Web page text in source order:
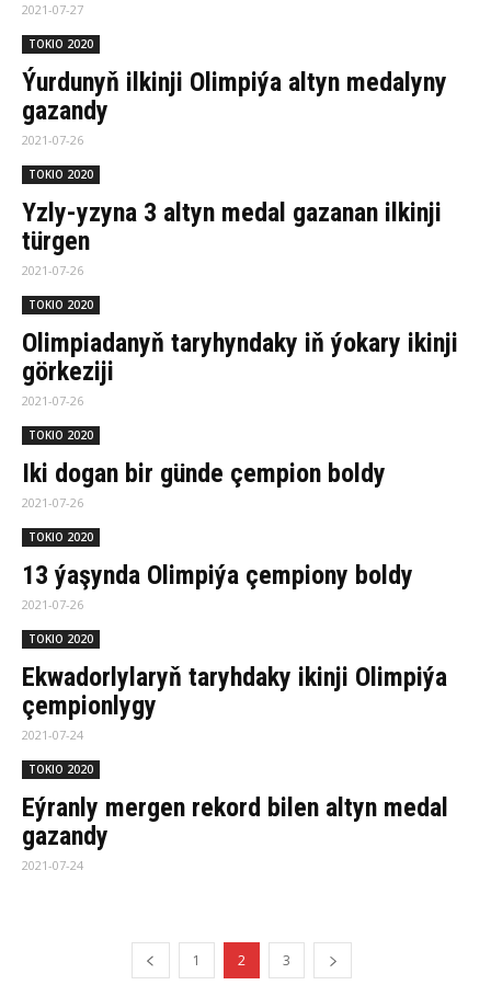
2021-07-27
TOKIO 2020
Ýurdunyň ilkinji Olimpiýa altyn medalyny
gazandy
2021-07-26
TOKIO 2020
Yzly-yzyna 3 altyn medal gazanan ilkinji
türgen
2021-07-26
TOKIO 2020
Olimpiadanyň taryhyndaky iň ýokary ikinji
görkeziji
2021-07-26
TOKIO 2020
Iki dogan bir günde çempion boldy
2021-07-26
TOKIO 2020
13 ýaşynda Olimpiýa çempiony boldy
2021-07-26
TOKIO 2020
Ekwadorlylaryň taryhdaky ikinji Olimpiýa
çempionlygy
2021-07-24
TOKIO 2020
Eýranly mergen rekord bilen altyn medal
gazandy
2021-07-24
1 2 3